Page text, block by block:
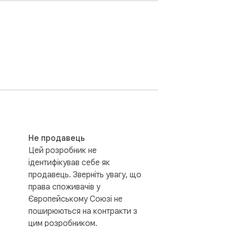
у підпис.
дані. Усі налаштування зберігаються
Не продавець
Цей розробник не
ідентифікував себе як
продавець. Зверніть увагу, що
права споживачів у
Європейському Союзі не
поширюються на контракти з
цим розробником.